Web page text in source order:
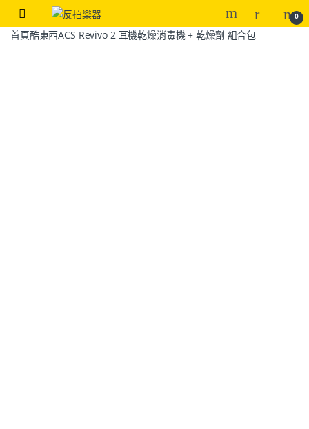
0
首頁酷東西ACS Revivo 2 耳機乾燥消毒機 + 乾燥劑 組合包